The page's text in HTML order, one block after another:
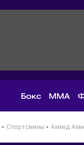
Бокс MMA
• Спортсмены • Ахмед